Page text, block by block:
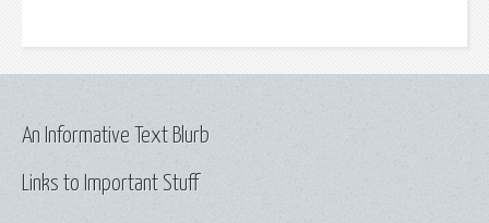
Links to Important Stuff
An Informative Text Blurb